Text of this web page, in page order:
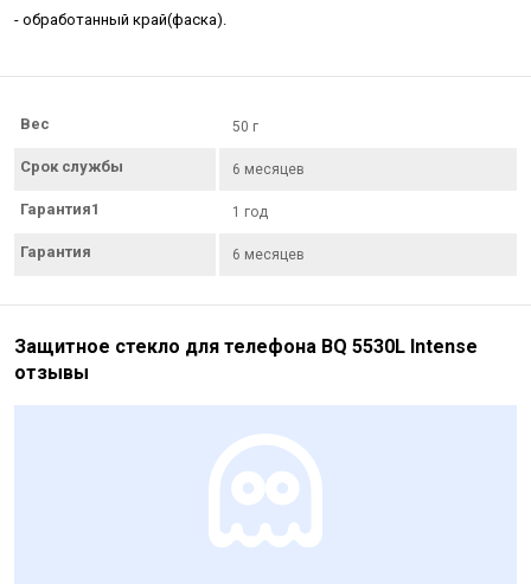
- обработанный край(фаска).
Вес 50 г
Срок службы 6 месяцев
Гарантия1 1 год
Гарантия 6 месяцев
Защитное стекло для телефона BQ 5530L Intense
отзывы